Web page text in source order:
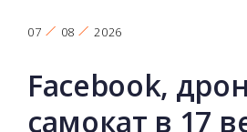
07 08 2026
Facebook,
самокат в 17